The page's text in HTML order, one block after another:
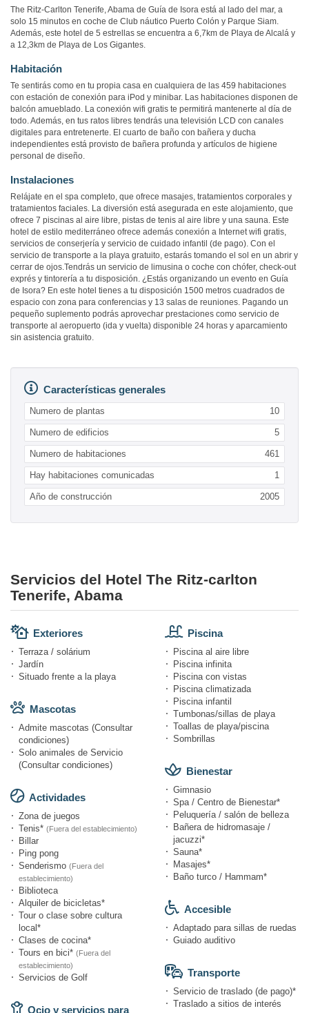
The Ritz-Carlton Tenerife, Abama de Guía de Isora está al lado del mar, a
solo 15 minutos en coche de Club náutico Puerto Colón y Parque Siam.
Además, este hotel de 5 estrellas se encuentra a 6,7km de Playa de Alcalá y
a 12,3km de Playa de Los Gigantes.
Habitación
Te sentirás como en tu propia casa en cualquiera de las 459 habitaciones
con estación de conexión para iPod y minibar. Las habitaciones disponen de
balcón amueblado. La conexión wifi gratis te permitirá mantenerte al día de
todo. Además, en tus ratos libres tendrás una televisión LCD con canales
digitales para entretenerte. El cuarto de baño con bañera y ducha
independientes está provisto de bañera profunda y artículos de higiene
personal de diseño.
Instalaciones
Relájate en el spa completo, que ofrece masajes, tratamientos corporales y
tratamientos faciales. La diversión está asegurada en este alojamiento, que
ofrece 7 piscinas al aire libre, pistas de tenis al aire libre y una sauna. Este
hotel de estilo mediterráneo ofrece además conexión a Internet wifi gratis,
servicios de conserjería y servicio de cuidado infantil (de pago). Con el
servicio de transporte a la playa gratuito, estarás tomando el sol en un abrir y
cerrar de ojos.Tendrás un servicio de limusina o coche con chófer, check-out
exprés y tintorería a tu disposición. ¿Estás organizando un evento en Guía
de Isora? En este hotel tienes a tu disposición 1500 metros cuadrados de
espacio con zona para conferencias y 13 salas de reuniones. Pagando un
pequeño suplemento podrás aprovechar prestaciones como servicio de
transporte al aeropuerto (ida y vuelta) disponible 24 horas y aparcamiento
sin asistencia gratuito.
Características generales
Numero de plantas 10
Numero de edificios 5
Numero de habitaciones 461
Hay habitaciones comunicadas 1
Año de construcción 2005
Servicios del Hotel The Ritz-carlton
Tenerife, Abama
Exteriores
Terraza / solárium
Jardín
Situado frente a la playa
Mascotas
Admite mascotas (Consultar
condiciones)
Solo animales de Servicio
(Consultar condiciones)
Actividades
Zona de juegos
Tenis* (Fuera del establecimiento)
Billar
Ping pong
Senderismo (Fuera del
establecimiento)
Biblioteca
Alquiler de bicicletas*
Tour o clase sobre cultura
local*
Clases de cocina*
Tours en bici* (Fuera del
establecimiento)
Servicios de Golf
Ocio y servicios para
Piscina
Piscina al aire libre
Piscina infinita
Piscina con vistas
Piscina climatizada
Piscina infantil
Tumbonas/sillas de playa
Toallas de playa/piscina
Sombrillas
Bienestar
Gimnasio
Spa / Centro de Bienestar*
Peluquería / salón de belleza
Bañera de hidromasaje /
jacuzzi*
Sauna*
Masajes*
Baño turco / Hammam*
Accesible
Adaptado para sillas de ruedas
Guiado auditivo
Transporte
Servicio de traslado (de pago)*
Traslado a sitios de interés